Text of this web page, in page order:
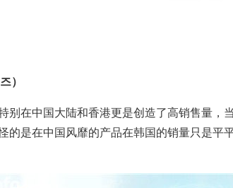
）
别在中国大陆和香港更是创造了高销售量，
的是在中国风靡的产品在韩国的销量只是平